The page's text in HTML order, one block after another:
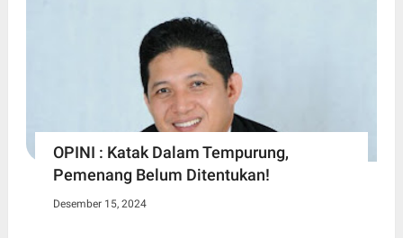
OPINI : Katak Dalam Tempurung,
Pemenang Belum Ditentukan!
Desember 15, 2024